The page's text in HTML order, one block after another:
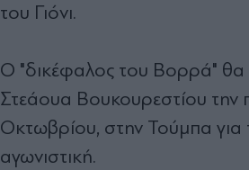
του Γιόνι.
Ο "δικέφαλος του Βορρά" θα
Στεάουα Βουκουρεστίου την
Οκτωβρίου, στην Τούμπα για
αγωνιστική.